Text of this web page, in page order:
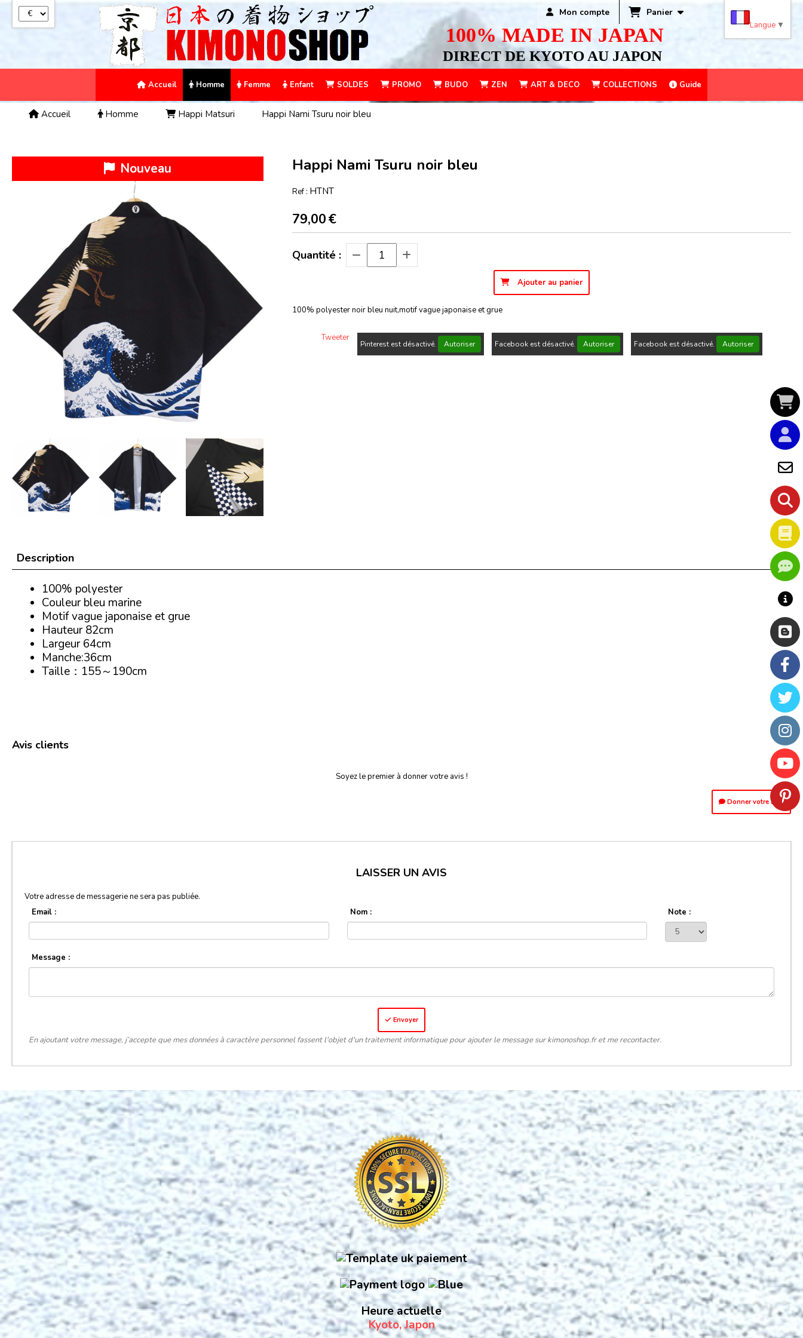
100% MADE IN JAPAN
DIRECT DE KYOTO AU JAPON
Mon compte Panier
Accueil Homme Femme Enfant SOLDES PROMO BUDO ZEN ART & DECO COLLECTIONS Guide
Accueil Homme Happi Matsuri Happi Nami Tsuru noir bleu
Nouveau Happi Nami Tsuru noir bleu
Ref : HTNT
79,00€
Quantité :
Ajouter au panier
100% polyester noir bleu nuit,motif vague japonaise et grue
Tweeter
Pinterest est désactivé. Autoriser Facebook est désactivé. Autoriser Facebook est désactivé. Autoriser
Description
100% polyester
Couleur bleu marine
Motif vague japonaise et grue
Hauteur 82cm
Largeur 64cm
Manche:36cm
Taille：155～190cm
Avis clients
Soyez le premier à donner votre avis !
Donner votre avis
LAISSER UN AVIS
Votre adresse de messagerie ne sera pas publiée.
Email :
Nom : Note :
Message :
Envoyer
En ajoutant votre message, j’accepte que mes données à caractère personnel fassent l'objet d'un traitement informatique pour ajouter le message sur kimonoshop.fr et me recontacter.
Heure actuelle
Kyoto, Japon
Langue ▼
Panneau de gestion des cookies